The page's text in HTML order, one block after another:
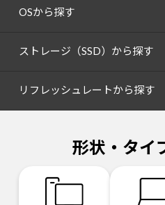
OSから探す
ストレージ（SSD）から探す
リフレッシュレートから探す
形状・タイ